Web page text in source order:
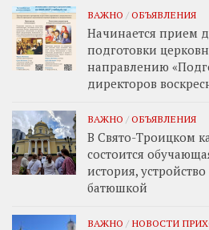
ВАЖНО / ОБЪЯВЛЕНИЯ
Начинается прием
подготовки
направлению
директоров
ВАЖНО / ОБЪЯВЛЕНИЯ
В Свято-Троицком
состоится
история,
батюшкой
ВАЖНО / НОВОСТИ